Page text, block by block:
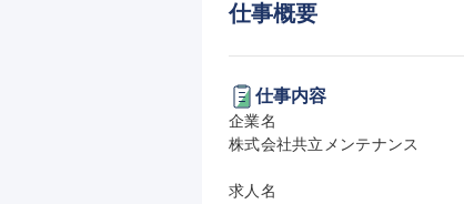
仕事概要
仕事内容
企業名
株式会社共立メンテナンス
求人名